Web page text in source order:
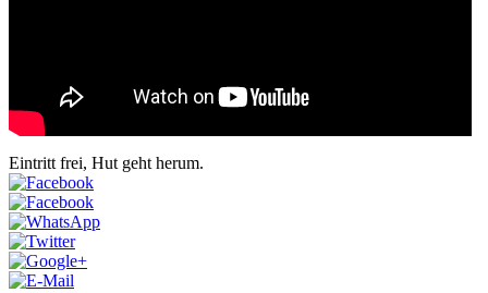
Eintritt frei, Hut geht herum.